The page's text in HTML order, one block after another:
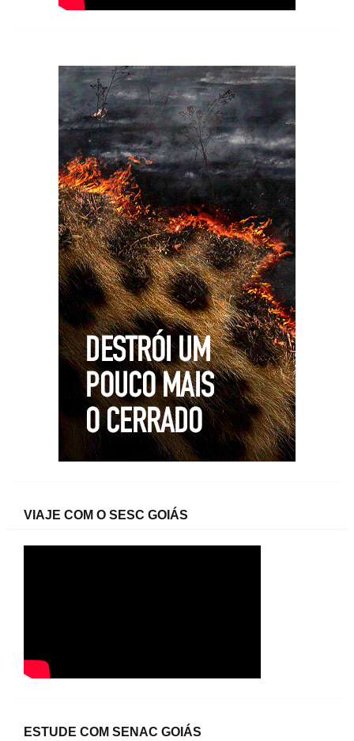
VIAJE COM O SESC GOIÁS
ESTUDE COM SENAC GOIÁS